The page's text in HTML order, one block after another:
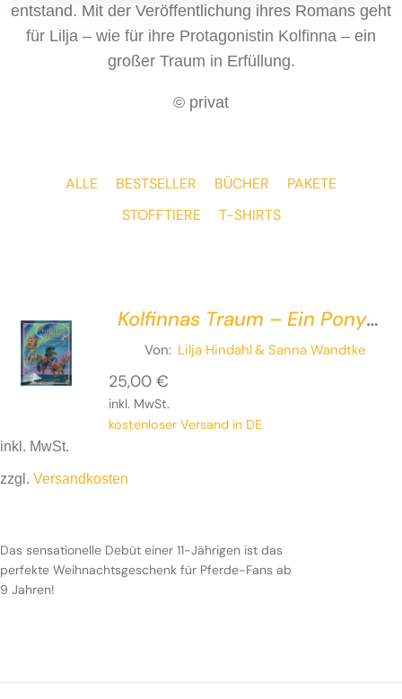
entstand. Mit der Veröffentlichung ihres Romans geht
für Lilja – wie für ihre Protagonistin Kolfinna – ein
großer Traum in Erfüllung.
© privat
ALLE BESTSELLER BÜCHER
PAKETE
STOFFTIERE
T-SHIRTS
Kolfinnas Traum – Ein Pony
vor dem
Weihnachtsschlitten
Von: Lilja Hindahl& Sanna Wandtke
25,00 €
inkl. MwSt.
kostenloser Versand in DE
inkl. MwSt.
zzgl. Versandkosten
Das sensationelle Debüt einer 11-Jährigen ist das
perfekte Weihnachtsgeschenk für Pferde-Fans ab
9 Jahren!